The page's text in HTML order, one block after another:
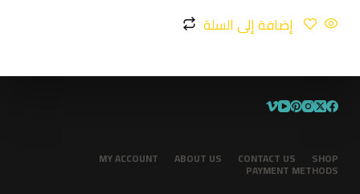
إضافة إلى السلة
SHOP
CONTACT US
ABOUT US
MY ACCOUNT
PAYMENT METHODS